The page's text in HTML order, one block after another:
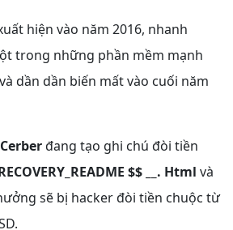
hiện vào năm 2016, nhanh
trong những phần mềm mạnh
dần dần biến mất vào cuối năm
Cerberđang tạo ghi chú đòi tiền
RECOVERY_README $$ __. Html và
sẽ bị hacker đòi tiền chuộc từ